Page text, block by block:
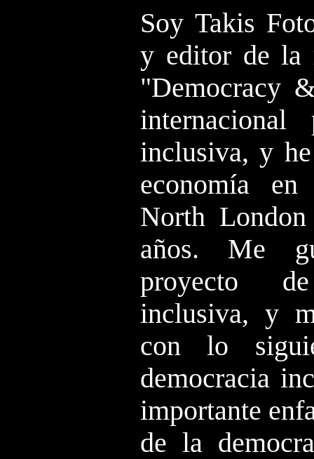
Soy Takis
y editor de la
"Democracy
inclusiva, y
economía
North
años. Me
proyecto
inclusiva, y
con lo
democracia
importante
de la